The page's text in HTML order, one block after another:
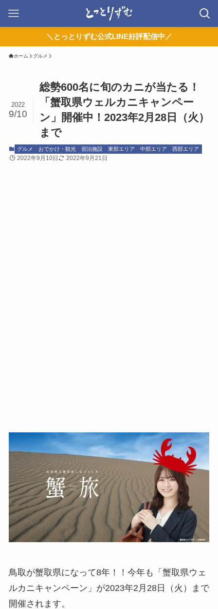
＼とっとりずむ公式LINE好評配信中／
ホーム グルメ
総勢600名に旬のカニが当たる！
「蟹取県ウェルカニキャンペー
ン」開催中！2023年2月28日（火）
まで
2022
9/10
グルメ おでかけ・観光 宿泊施設 東部エリア 中部エリア 西部エリア
2022年9月10日 2022年9月21日
鳥取が蟹取県になって8年！！今年も「蟹取県ウェ
ルカニキャンペーン」が2023年2月28日（火）まで
開催されます。